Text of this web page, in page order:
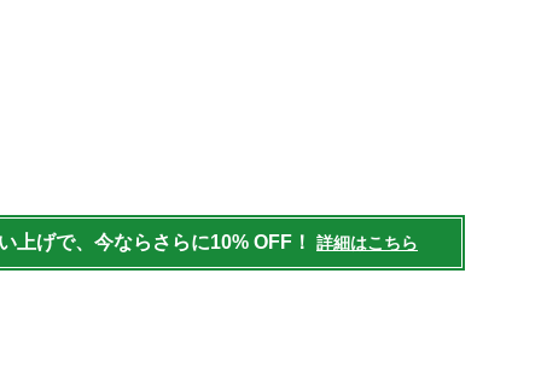
上げで、今ならさらに10% OFF！ 詳細はこちら